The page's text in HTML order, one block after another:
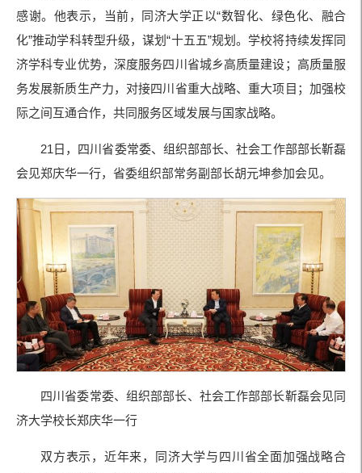
感谢。他表示，当前，同济大学正以“数智化、绿色化、融合
化”推动学科转型升级，谋划“十五五”规划。学校将持续发挥同
济学科专业优势，深度服务四川省城乡高质量建设；高质量服
务发展新质生产力，对接四川省重大战略、重大项目；加强校
际之间互通合作，共同服务区域发展与国家战略。
21日，四川省委常委、组织部部长、社会工作部部长靳磊
会见郑庆华一行，省委组织部常务副部长胡元坤参加会见。
四川省委常委、组织部部长、社会工作部部长靳磊会见同
济大学校长郑庆华一行
双方表示，近年来，同济大学与四川省全面加强战略合